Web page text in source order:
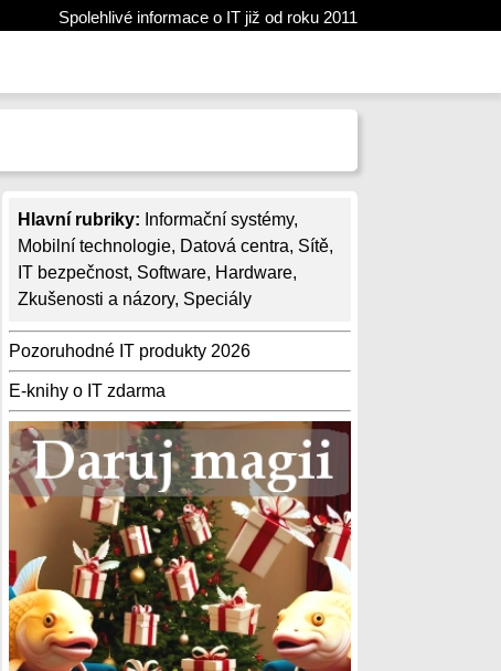
Spolehlivé informace o IT již od roku 2011
Hlavní rubriky: Informační systémy,
Mobilní technologie, Datová centra, Sítě,
IT bezpečnost, Software, Hardware,
Zkušenosti a názory, Speciály
Pozoruhodné IT produkty 2026
E-knihy o IT zdarma